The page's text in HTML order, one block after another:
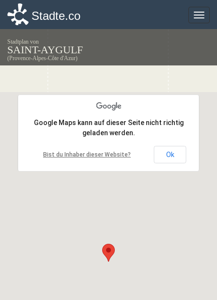
Toggle
Stadte.co
Stadtplan von
SAINT-AYGULF
(Provence-Alpes-Côte d'Azur)
Google Maps kann auf dieser Seite nicht richtig
geladen werden.
Bist du Inhaber dieser Website? Ok
Google Maps kann auf dieser Seite nicht richtig
geladen werden.
Bist du Inhaber dieser Website? Ok
Toggle
Stadte.co